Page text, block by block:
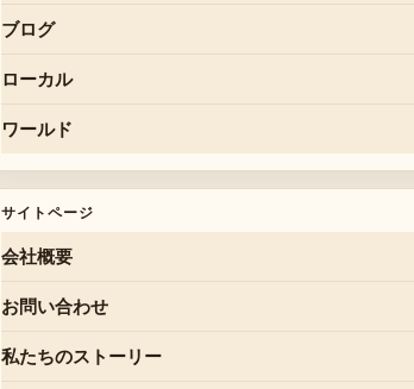
ブログ
ローカル
ワールド
サイトページ
会社概要
お問い合わせ
私たちのストーリー